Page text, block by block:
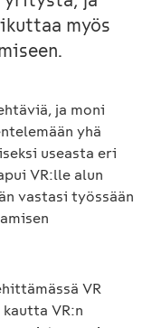
myös
ja moni
yhä
useasta eri
VR:lle alun
vastasi työssään
VR
VR:n